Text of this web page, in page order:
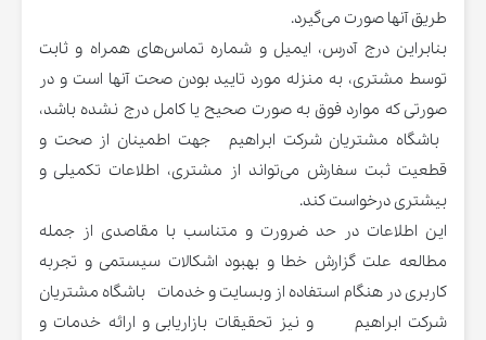
طریق آنها صورت می‌گیرد.
بنابراین درج آدرس، ایمیل و شماره تماس‌های همراه و ثابت
توسط مشتری، به منزله مورد تایید بودن صحت آنها است و در
صورتی که موارد فوق به صورت صحیح یا کامل درج نشده باشد،
باشگاه مشتریان شرکت ابراهیم جهت اطمینان از صحت و
قطعیت ثبت سفارش می‌تواند از مشتری، اطلاعات تکمیلی و
بیشتری درخواست کند.
این اطلاعات در حد ضرورت و متناسب با مقاصدی از جمله
مطالعه علت گزارش خطا و بهبود اشکالات سیستمی و تجربه
کاربری در هنگام استفاده از وبسایت و خدمات باشگاه مشتریان
شرکت ابراهیم و نیز تحقیقات بازاریابی و ارائه خدمات و